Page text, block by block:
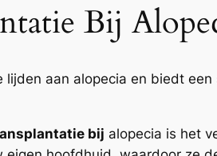
Bij
aan alopecia en biedt
bij alopecia is het